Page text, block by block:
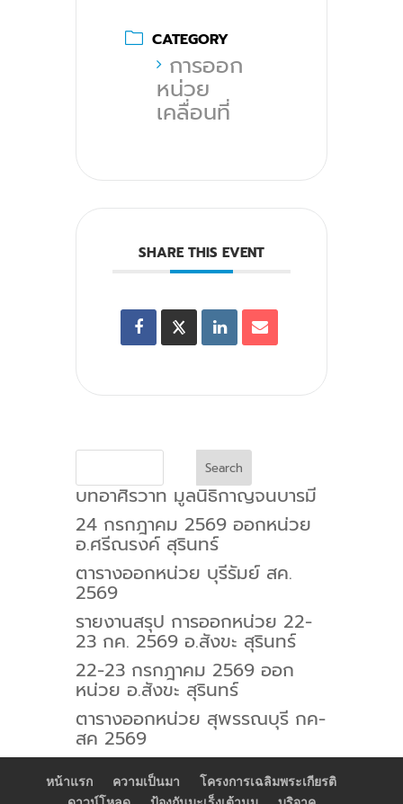
CATEGORY
การออก
หน่วย
เคลื่อนที่
SHARE THIS EVENT
Search
บทอาศิรวาท มูลนิธิกาญจนบารมี
24 กรกฎาคม 2569 ออกหน่วย
อ.ศรีณรงค์ สุรินทร์
ตารางออกหน่วย บุรีรัมย์ สค.
2569
รายงานสรุป การออกหน่วย 22-
23 กค. 2569 อ.สังขะ สุรินทร์
22-23 กรกฎาคม 2569 ออก
หน่วย อ.สังขะ สุรินทร์
ตารางออกหน่วย สุพรรณบุรี กค-
สค 2569
หน้าแรก ความเป็นมา
โครงการเฉลิมพระเกียรติ